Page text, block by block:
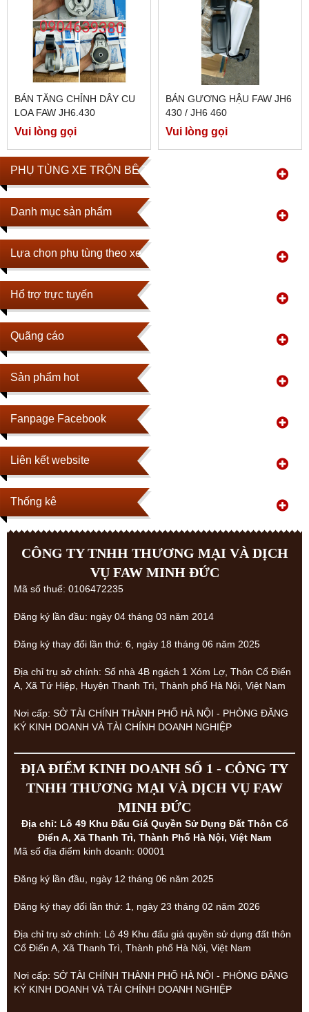
PHỤ TÙNG XE TRỘN BÊ TÔNG
Danh mục sản phẩm
Lựa chọn phụ tùng theo xe
Hổ trợ trực tuyến
Quãng cáo
Sản phẩm hot
Fanpage Facebook
Liên kết website
Thống kê
BÁN TĂNG CHỈNH DÂY CU
LOA FAW JH6.430
Vui lòng gọi
BÁN GƯƠNG HẬU FAW JH6
430 / JH6 460
Vui lòng gọi
CÔNG TY TNHH THƯƠNG MẠI VÀ DỊCH
VỤ FAW MINH ĐỨC
Mã số thuế: 0106472235
Đăng ký lần đầu: ngày 04 tháng 03 năm 2014
Đăng ký thay đổi lần thứ: 6, ngày 18 tháng 06 năm 2025
Địa chỉ trụ sở chính: Số nhà 4B ngách 1 Xóm Lợ, Thôn Cổ Điển
A, Xã Tứ Hiệp, Huyện Thanh Trì, Thành phố Hà Nội, Việt Nam
Nơi cấp: SỞ TÀI CHÍNH THÀNH PHỐ HÀ NỘI - PHÒNG ĐĂNG
KÝ KINH DOANH VÀ TÀI CHÍNH DOANH NGHIỆP
ĐỊA ĐIỂM KINH DOANH SỐ 1 - CÔNG TY
TNHH THƯƠNG MẠI VÀ DỊCH VỤ FAW
MINH ĐỨC
Địa chỉ: Lô 49 Khu Đấu Giá Quyền Sử Dụng Đất Thôn Cổ
Điển A, Xã Thanh Trì, Thành Phố Hà Nội, Việt Nam
Mã số địa điểm kinh doanh: 00001
Đăng ký lần đầu, ngày 12 tháng 06 năm 2025
Đăng ký thay đổi lần thứ: 1, ngày 23 tháng 02 năm 2026
Địa chỉ trụ sở chính: Lô 49 Khu đấu giá quyền sử dụng đất thôn
Cổ Điển A, Xã Thanh Trì, Thành phố Hà Nội, Việt Nam
Nơi cấp: SỞ TÀI CHÍNH THÀNH PHỐ HÀ NỘI - PHÒNG ĐĂNG
KÝ KINH DOANH VÀ TÀI CHÍNH DOANH NGHIỆP